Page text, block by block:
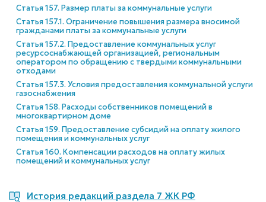
Статья 157. Размер платы за коммунальные услуги
Статья 157.1. Ограничение повышения размера вносимой
гражданами платы за коммунальные услуги
Статья 157.2. Предоставление коммунальных услуг
ресурсоснабжающей организацией, региональным
оператором по обращению с твердыми коммунальными
отходами
Статья 157.3. Условия предоставления коммунальной услуги
газоснабжения
Статья 158. Расходы собственников помещений в
многоквартирном доме
Статья 159. Предоставление субсидий на оплату жилого
помещения и коммунальных услуг
Статья 160. Компенсации расходов на оплату жилых
помещений и коммунальных услуг
История редакций раздела 7 ЖК РФ